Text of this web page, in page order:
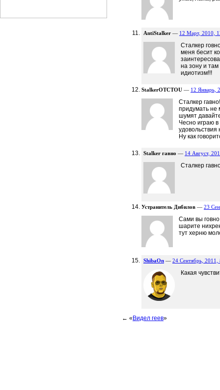
AntiStalker — 12 Март, 2010,
Сталкер
меня бесит
на зону и там
идиотизм!!!
StalkerOTCTOU — 12 Январь,
Сталкер
придумать не
шумят
Чесно играю в
Ну как
Stalker гавно — 14 Август,
Сталкер
Устранитель Дибилов — 23
Сами вы
шарите
тут херню
ShibaOn — 24 Сентябрь, 2011,
Какая
← « Видел геев»